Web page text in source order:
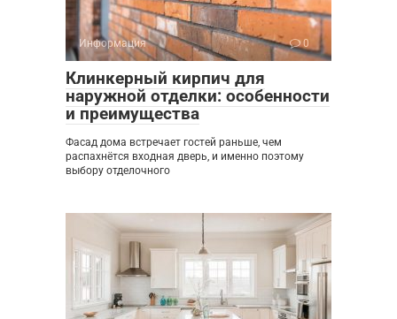
Информация 0
Клинкерный кирпич для
наружной отделки: особенности
и преимущества
Фасад дома встречает гостей раньше, чем
распахнётся входная дверь, и именно поэтому
выбору отделочного